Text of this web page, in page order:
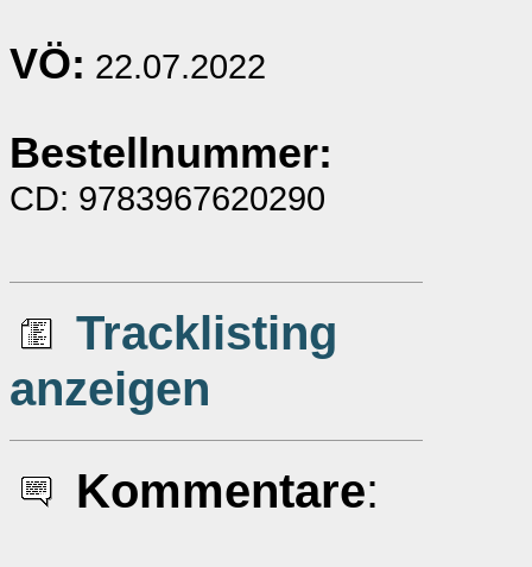
VÖ: 22.07.2022
Bestellnummer:
CD: 9783967620290
Tracklisting
anzeigen
Kommentare: